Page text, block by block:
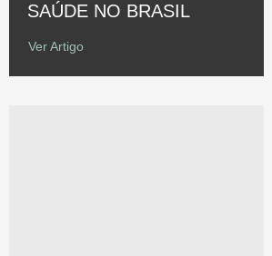
SAÚDE NO BRASIL
Ver Artigo